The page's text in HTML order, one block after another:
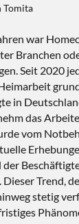
Tomita
war
Branchen
Seit 2020
in
das
vom
Trend,
stetig